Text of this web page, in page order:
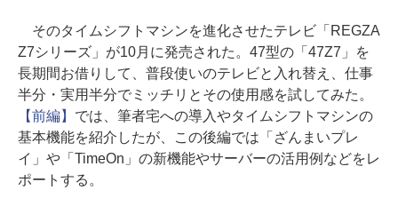
そのタイムシフトマシンを進化させたテレビ「REGZA
Z7シリーズ」が10月に発売された。47型の「47Z7」を
長期間お借りして、普段使いのテレビと入れ替え、仕事
半分・実用半分でミッチリとその使用感を試してみた。
【前編】 では、筆者宅への導入やタイムシフトマシンの
基本機能を紹介したが、この後編では「ざんまいプレ
イ」や「TimeOn」の新機能やサーバーの活用例などをレ
ポートする。